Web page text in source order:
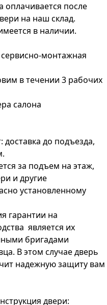
оплачивается после
на наш склад.
в наличии.
монтажная
в течении 3 рабочих
салона
до подъезда,
за подъем на этаж,
и другие
установленному
гарантии на
является их
бригадами
В этом случае дверь
надежную защиту вам
двери: